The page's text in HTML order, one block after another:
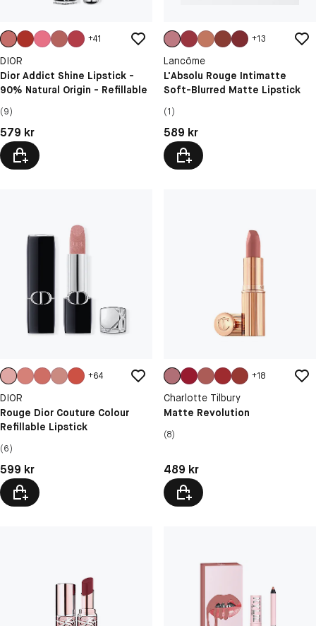
+41
DIOR
Dior Addict Shine Lipstick -
90% Natural Origin - Refillable
(9)
Pris: 579 kr
579 kr
+13
Lancôme
L'Absolu Rouge Intimatte
Soft-Blurred Matte Lipstick
(1)
Pris: 589 kr
589 kr
+64
DIOR
Rouge Dior Couture Colour
Refillable Lipstick
(6)
Pris: 599 kr
599 kr
+18
Charlotte Tilbury
Matte Revolution
(8)
Pris: 489 kr
489 kr